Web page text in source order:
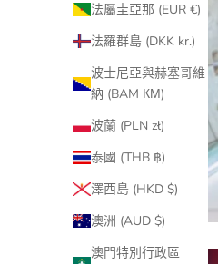
法屬圭亞那 (EUR €)
法羅群島 (DKK kr.)
波士尼亞與赫塞哥維
納 (BAM КМ)
波蘭 (PLN zł)
泰國 (THB ฿)
澤西島 (HKD $)
澳洲 (AUD $)
澳門特別行政區